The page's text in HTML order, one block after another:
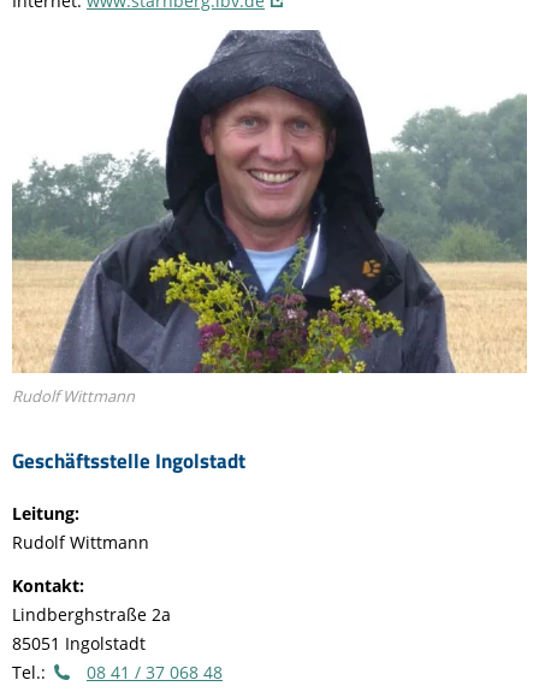
Geschäftsstelle Ingolstadt
Rudolf Wittmann
Leitung:
Rudolf Wittmann
Kontakt:
Lindberghstraße 2a
85051 Ingolstadt
Tel.:
08 41 / 37 068 48